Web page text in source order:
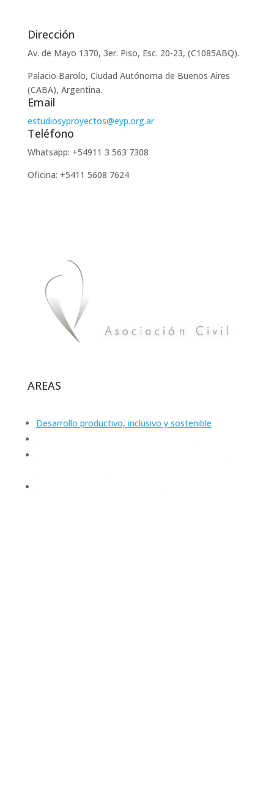
Dirección
Av. de Mayo 1370, 3er. Piso, Esc. 20-23, (C1085ABQ).
Palacio Barolo, Ciudad Autónoma de Buenos Aires
(CABA), Argentina.
Email
estudiosyproyectos@eyp.org.ar
Teléfono
Whatsapp: +54911 3 563 7308
Oficina: +5411 5608 7624
AREAS
Desarrollo productivo, inclusivo y sostenible